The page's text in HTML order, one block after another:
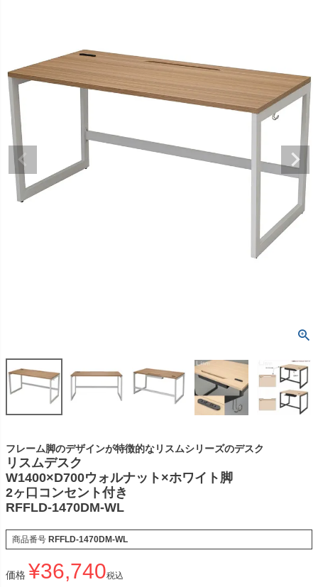
フレーム脚のデザインが特徴的なリスムシリーズのデスク
リスムデスク
W1400×D700ウォルナット×ホワイト脚
2ヶ口コンセント付き
RFFLD-1470DM-WL
商品番号 RFFLD-1470DM-WL
価格 ¥36,740税込